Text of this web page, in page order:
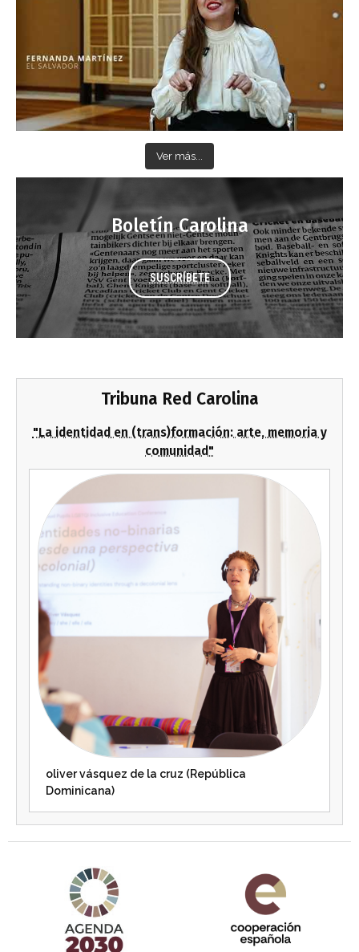
Ver más...
Boletín Carolina
SUSCRÍBETE
Tribuna Red Carolina
"La identidad en (trans)formación: arte, memoria y
comunidad"
oliver vásquez de la cruz (República
Dominicana)